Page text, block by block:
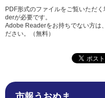
PDF形式のファイルをご覧いただ
derが必要です。
Adobe Readerをお持ちでない方は
ださい。（無料）